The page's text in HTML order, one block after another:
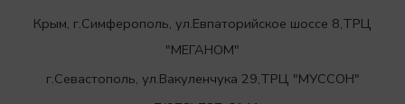
Крым, г.Симферополь, ул.Евпаторийское шоссе 8,ТРЦ
"МЕГАНОМ"
г.Севастополь, ул.Вакуленчука 29,ТРЦ "МУССОН"